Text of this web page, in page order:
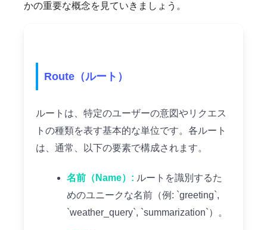
かの重要な概念を見ていきましょう。
Route（ルート）
ルートは、特定のユーザーの意図やリクエス
トの種類を表す基本的な単位です。各ルート
は、通常、以下の要素で構成されます。
名前（Name）: ルートを識別するた
めのユニークな名前（例: `greeting`,
`weather_query`, `summarization`）。